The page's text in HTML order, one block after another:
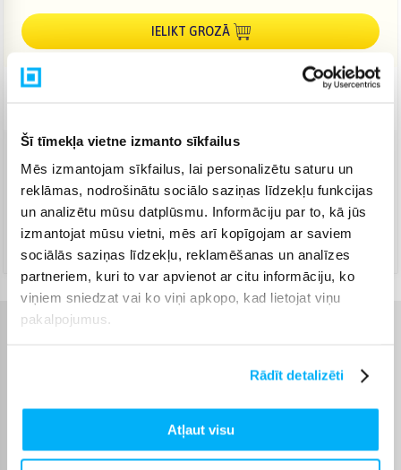
Šī tīmekļa vietne izmanto sīkfailus
Mēs izmantojam sīkfailus, lai personalizētu saturu un
reklāmas, nodrošinātu sociālo saziņas līdzekļu funkcijas
un analizētu mūsu datplūsmu. Informāciju par to, kā jūs
izmantojat mūsu vietni, mēs arī kopīgojam ar saviem
sociālās saziņas līdzekļu, reklamēšanas un analīzes
partneriem, kuri to var apvienot ar citu informāciju, ko
viņiem sniedzat vai ko viņi apkopo, kad lietojat viņu
pakalpojumus.
Rādīt detalizēti
Atļaut visu
IELIKT GROZĀ
Venipak Kurjers (4,99 €)
Apmaksā pilnu summu skaidrā naudā piegādes brīdī.
DPD kurjers (5,99 €)
Augusts 7d. - Augusts 11d.
24 mēn.